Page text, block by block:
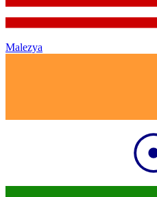
Malezya